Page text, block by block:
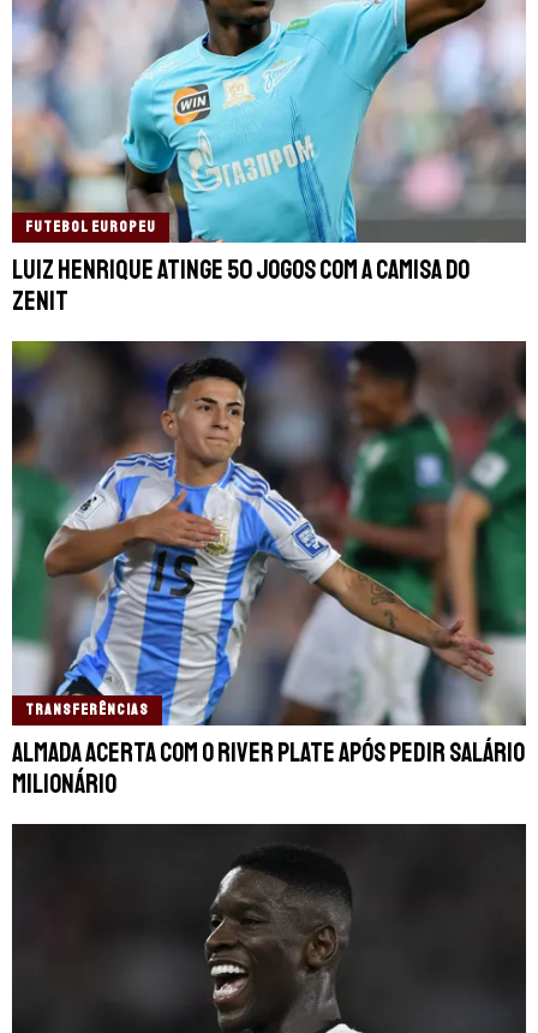
FUTEBOL EUROPEU
Luiz Henrique atinge 50 jogos com a camisa do
Zenit
TRANSFERÊNCIAS
Almada acerta com o River Plate após pedir salário
milionário